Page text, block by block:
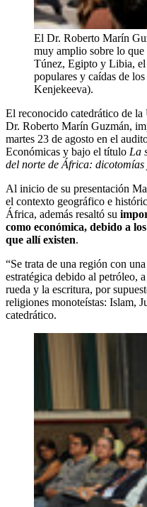
El Dr. Roberto Marín
muy amplio sobre lo que
Túnez, Egipto y Libia, el
populares y caídas de
Kenjekeeva).
El reconocido catedrático de
Dr. Roberto Marín Guzmán,
martes 23 de agosto en el
Económicas y bajo el título La
del norte de África:
Al inicio de su presentación
el contexto geográfico e
África, además resaltó su
como económica, debido a
que allí existen.
“Se trata de una región con
estratégica debido al petróleo,
rueda y la escritura, por
religiones monoteístas: Islam,
catedrático.